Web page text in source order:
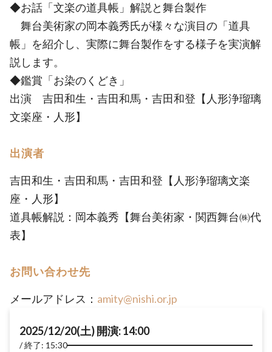
◆お話「文楽の道具帳」解説と舞台製作
舞台美術家の岡本義秀氏が様々な演目の「道具
帳」を紹介し、実際に舞台製作をする様子を実演解
説します。
◆鑑賞「お染のくどき」
出演 吉田和生・吉田和馬・吉田和登【人形浄瑠璃
文楽座・人形】
出演者
吉田和生・吉田和馬・吉田和登【人形浄瑠璃文楽
座・人形】
道具帳解説：岡本義秀【舞台美術家・関西舞台㈱代
表】
お問い合わせ先
メールアドレス： amity@nishi.or.jp
2025/12/20(土) 開演: 14:00
終了: 15:30